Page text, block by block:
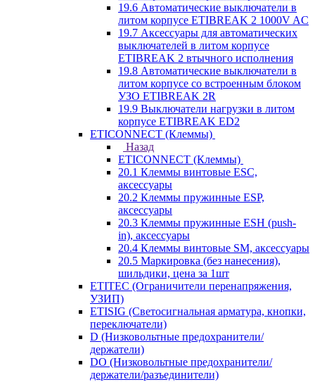
19.6 Автоматические выключатели в
литом корпусе ETIBREAK 2 1000V AC
19.7 Аксессуары для автоматических
выключателей в литом корпусе
ETIBREAK 2 втычного исполнения
19.8 Автоматические выключатели в
литом корпусе со встроенным блоком
УЗО ETIBREAK 2R
19.9 Выключатели нагрузки в литом
корпусе ETIBREAK ED2
ETICONNECT (Клеммы)
Назад
ETICONNECT (Клеммы)
20.1 Клеммы винтовые ESC,
аксессуары
20.2 Клеммы пружинные ESP,
аксессуары
20.3 Клеммы пружинные ESH (push-
in), аксессуары
20.4 Клеммы винтовые SM, аксессуары
20.5 Маркировка (без нанесения),
шильдики, цена за 1шт
ETITEC (Ограничители перенапряжения,
УЗИП)
ETISIG (Светосигнальная арматура, кнопки,
переключатели)
D (Низковольтные предохранители/
держатели)
DO (Низковольтные предохранители/
держатели/разъединители)